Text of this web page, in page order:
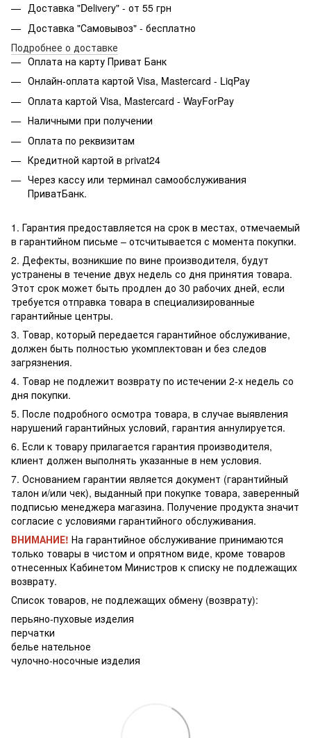
Доставка "Delivery" - от 55 грн
Доставка "Самовывоз" - бесплатно
Подробнее о доставке
Оплата на карту Приват Банк
Онлайн-оплата картой Visa, Mastercard - LiqPay
Оплата картой Visa, Mastercard - WayForPay
Наличными при получении
Оплата по реквизитам
Кредитной картой в privat24
Через кассу или терминал самообслуживания
ПриватБанк.
1. Гарантия предоставляется на срок в местах, отмечаемый
в гарантийном письме – отсчитывается с момента покупки.
2. Дефекты, возникшие по вине производителя, будут
устранены в течение двух недель со дня принятия товара.
Этот срок может быть продлен до 30 рабочих дней, если
требуется отправка товара в специализированные
гарантийные центры.
3. Товар, который передается гарантийное обслуживание,
должен быть полностью укомплектован и без следов
загрязнения.
4. Товар не подлежит возврату по истечении 2-х недель со
дня покупки.
5. После подробного осмотра товара, в случае выявления
нарушений гарантийных условий, гарантия аннулируется.
6. Если к товару прилагается гарантия производителя,
клиент должен выполнять указанные в нем условия.
7. Основанием гарантии является документ (гарантийный
талон и/или чек), выданный при покупке товара, заверенный
подписью менеджера магазина. Получение продукта значит
согласие с условиями гарантийного обслуживания.
ВНИМАНИЕ! На гарантийное обслуживание принимаются
только товары в чистом и опрятном виде, кроме товаров
отнесенных Кабинетом Министров к списку не подлежащих
возврату.
Список товаров, не подлежащих обмену (возврату):
перьяно-пуховые изделия
перчатки
белье нательное
чулочно-носочные изделия